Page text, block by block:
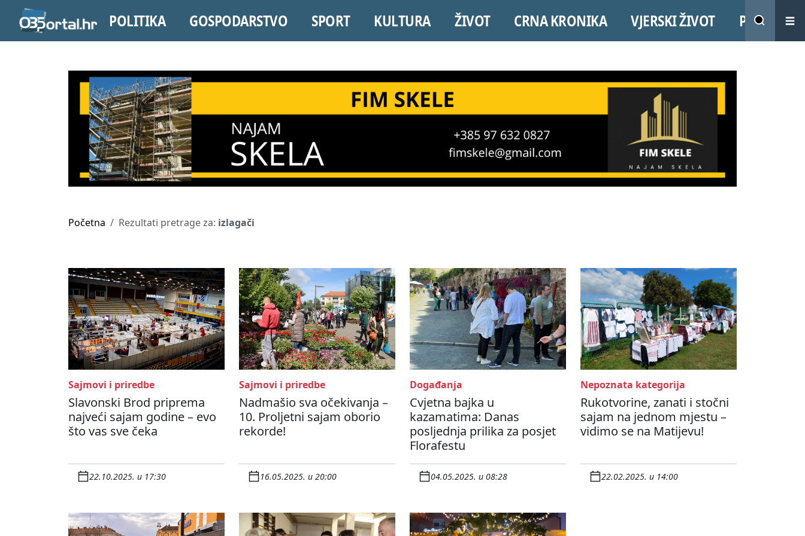
POLITIKA GOSPODARSTVO SPORT KULTURA ŽIVOT CRNA KRONIKA VJERSKI ŽIVOT PROMO
Početna Rezultati pretrage za: izlagači
Sajmovi i priredbe
Slavonski Brod priprema
najveći sajam godine – evo
što vas sve čeka
22.10.2025. u 17:30
Sajmovi i priredbe
Nadmašio sva očekivanja –
10. Proljetni sajam oborio
rekorde!
16.05.2025. u 20:00
Događanja
Cvjetna bajka u
kazamatima: Danas
posljednja prilika za posjet
Florafestu
04.05.2025. u 08:28
Nepoznata kategorija
Rukotvorine, zanati i stočni
sajam na jednom mjestu –
vidimo se na Matijevu!
22.02.2025. u 14:00